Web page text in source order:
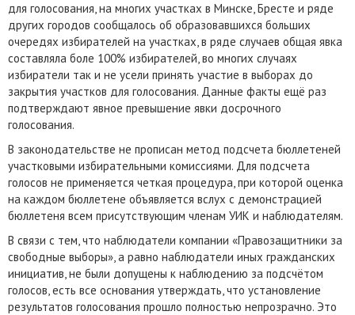
для голосования, на многих участках в Минске, Бресте и ряде
других городов сообщалось об образовавшихся больших
очередях избирателей на участках, в ряде случаев общая явка
составляла боле 100% избирателей, во многих случаях
избиратели так и не усели принять участие в выборах до
закрытия участков для голосования. Данные факты ещё раз
подтверждают явное превышение явки досрочного
голосования.
В законодательстве не прописан метод подсчета бюллетеней
участковыми избирательными комиссиями. Для подсчета
голосов не применяется четкая процедура, при которой оценка
на каждом бюллетене объявляется вслух с демонстрацией
бюллетеня всем присутствующим членам УИК и наблюдателям.
В связи с тем, что наблюдатели компании «Правозащитники за
свободные выборы», а равно наблюдатели иных гражданских
инициатив, не были допущены к наблюдению за подсчётом
голосов, есть все основания утверждать, что установление
результатов голосования прошло полностью непрозрачно. Это